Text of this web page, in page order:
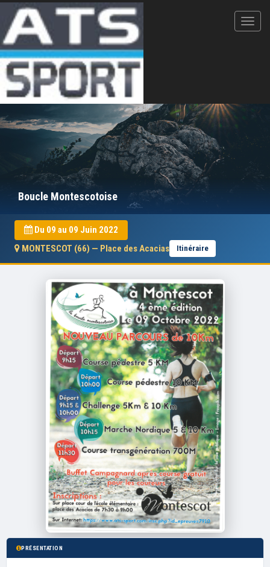
Boucle Montescotoise
Du 09 au 09 Juin 2022
MONTESCOT (66) — Place des Acacias
Itinéraire
PRÉSENTATION